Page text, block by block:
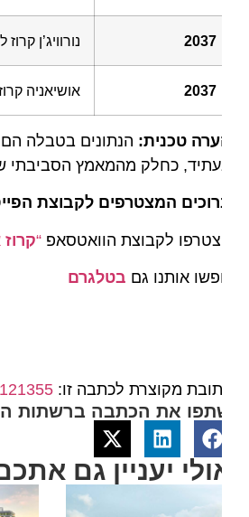
2037 נורוויג’ן קרוז ליין
2037 אושיאניה קרוזס
טכנית:הנתונים בטבלה הם
כחלק מהמאמץ הסביבתי של
המצטרפים לקבוצת
לקבוצת הוואטסאפ“קרוז
אותנו גם בטלגרם
מקוצרת לכתבה זו:
את הכתבה ברשתות
יעניין גם אתכם